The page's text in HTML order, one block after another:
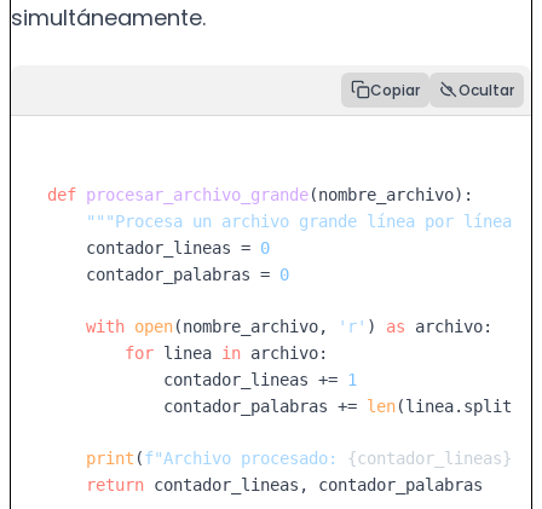
simultáneamente.
Copiar Ocultar
def procesar_archivo_grande(nombre_archivo):
"""Procesa un archivo grande línea por línea
    contador_lineas =
0
    contador_palabras =
0
with open(nombre_archivo, 'r' ) as archivo:
for linea in archivo:
            contador_lineas +=
1
            contador_palabras +=
len(linea.split())
print (f"Archivo procesado: {contador_lineas}
return contador_lineas, contador_palabras